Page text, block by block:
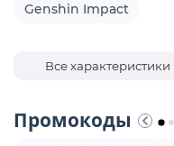
Genshin Impact
Все характеристики
Промокоды